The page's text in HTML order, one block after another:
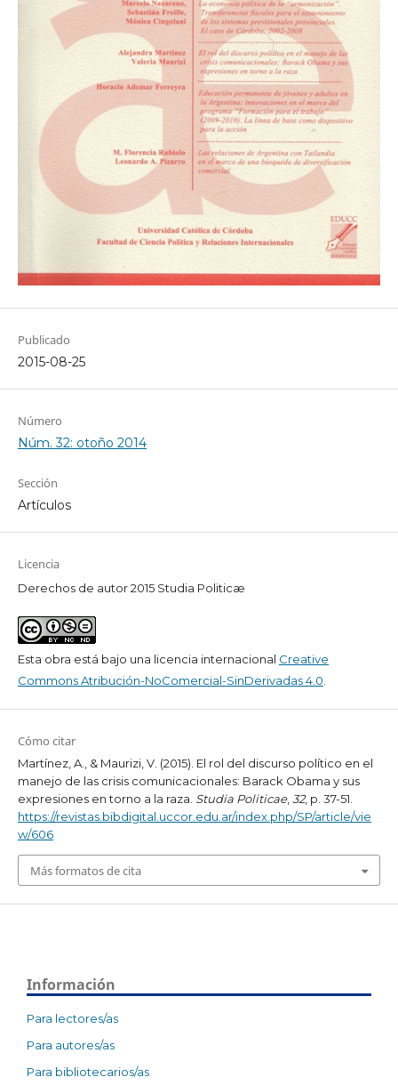
Publicado
2015-08-25
Número
Núm. 32: otoño 2014
Sección
Artículos
Licencia
Derechos de autor 2015 Studia Politicæ
Esta obra está bajo una licencia internacional Creative
Commons Atribución-NoComercial-SinDerivadas 4.0.
Cómo citar
Martínez, A., & Maurizi, V. (2015). El rol del discurso político en el
manejo de las crisis comunicacionales: Barack Obama y sus
expresiones en torno a la raza. Studia Politicae,32, p. 37-51.
https://revistas.bibdigital.uccor.edu.ar/index.php/SP/article/vie
w/606
Más formatos de cita
Información
Para lectores/as
Para autores/as
Para bibliotecarios/as